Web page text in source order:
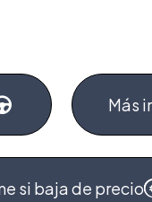
Más
si baja de precio